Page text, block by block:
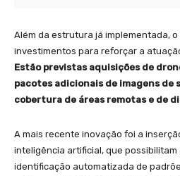
Além da estrutura já implementada,
investimentos para reforçar a atuação
Estão previstas aquisições de
pacotes adicionais de imagens de
cobertura de áreas remotas e de
A mais recente inovação foi a
inteligência artificial, que
identificação automatizada de